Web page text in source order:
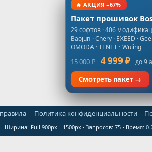
Политика конфиденциальности
Ширина Запросов 75 Время
🔥 АКЦИЯ −67%
Пакет прошивок
29 софтов · 406
Baojun · Chery · EXEED ·
OMODA · TENET · Wuling
15 000 ₽ 4 999 ₽ до 9
Смотреть пакет →